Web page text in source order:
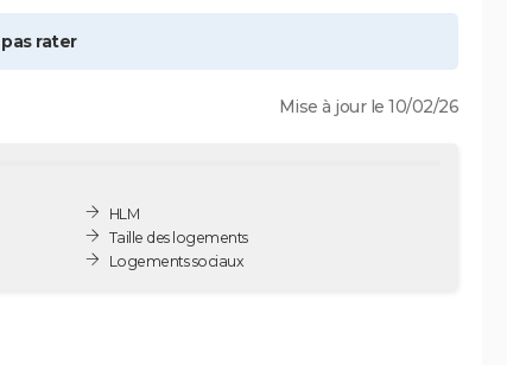
rater
Mise à jour le 10/02/26
HLM
Taille des logements
Logements sociaux